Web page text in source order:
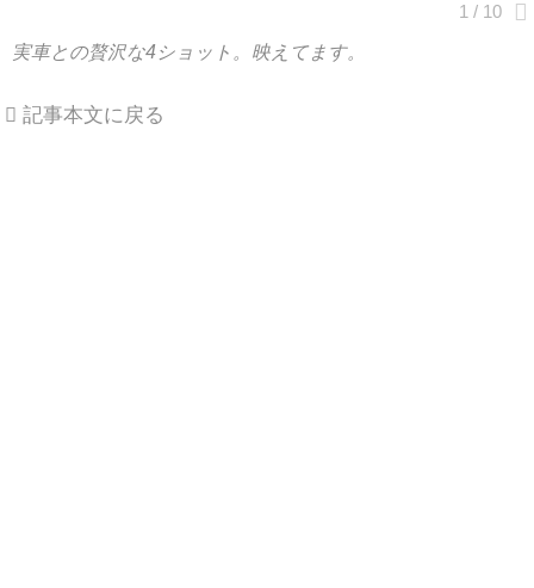
実車との贅沢な4ショット。映えてます。
記事本文に戻る